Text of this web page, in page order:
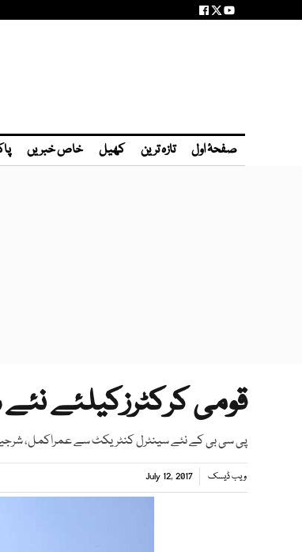
صفحۂ اول تازہ ترین کھیل خاص خبریں
قومی کرکٹرزکیلئے
پی سی بی کے نئے سینٹرل کنٹریکٹ سے عمراکمل، شرجیل
ویب ڈیسک July 12, 2017